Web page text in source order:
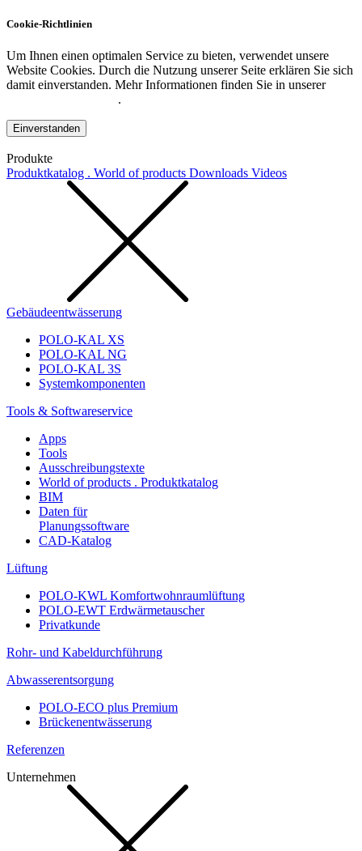
Cookie-Richtlinien
Um Ihnen einen optimalen Service zu bieten, verwendet unsere
Website Cookies. Durch die Nutzung unserer Seite erklären Sie sich
damit einverstanden. Mehr Informationen finden Sie in unserer
.
Einverstanden
Produkte
Produktkatalog . World of products Downloads Videos
Gebäudeentwässerung
POLO-KAL XS
POLO-KAL NG
POLO-KAL 3S
Systemkomponenten
Tools & Softwareservice
Apps
Tools
Ausschreibungstexte
World of products . Produktkatalog
BIM
Daten für
Planungssoftware
CAD-Katalog
Lüftung
POLO-KWL Komfortwohnraumlüftung
POLO-EWT Erdwärmetauscher
Privatkunde
Rohr- und Kabeldurchführung
Abwasserentsorgung
POLO-ECO plus Premium
Brückenentwässerung
Referenzen
Unternehmen